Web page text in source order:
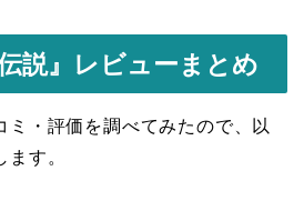
説』レビューまとめ
ミ・評価を調べてみたので、以
す。